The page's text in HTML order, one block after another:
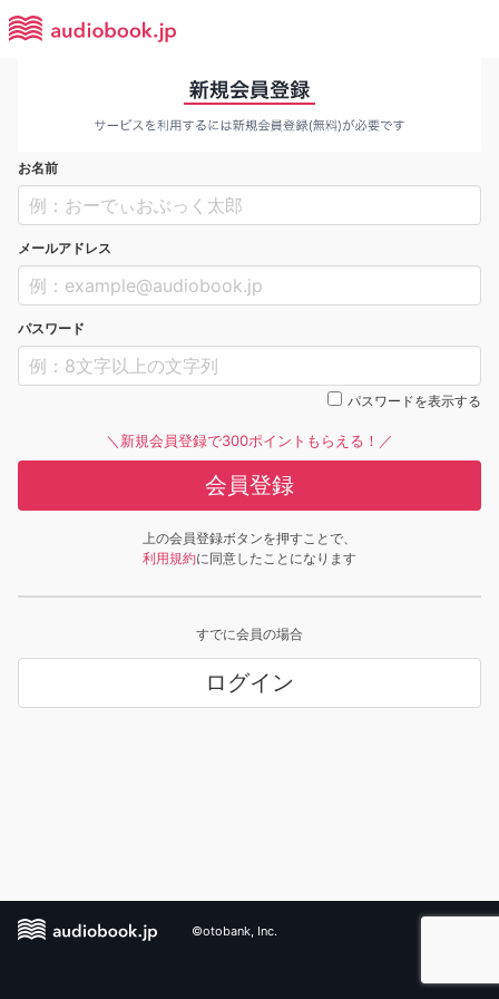
お名前
メールアドレス
パスワード
パスワードを表示する
＼新規会員登録で300ポイントもらえる！／
会員登録
上の会員登録ボタンを押すことで、
利用規約に同意したことになります
すでに会員の場合
ログイン
©otobank, Inc.